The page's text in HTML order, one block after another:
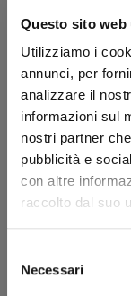
Questo sito
Utilizziamo i
annunci, per
analizzare il
informazioni sul
nostri partner
pubblicità e
con altre
raccolto dal suo
delNecessari
Quantità
Scheda
Colore